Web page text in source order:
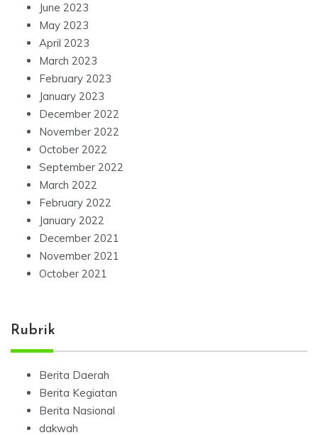
June 2023
May 2023
April 2023
March 2023
February 2023
January 2023
December 2022
November 2022
October 2022
September 2022
March 2022
February 2022
January 2022
December 2021
November 2021
October 2021
Rubrik
Berita Daerah
Berita Kegiatan
Berita Nasional
dakwah